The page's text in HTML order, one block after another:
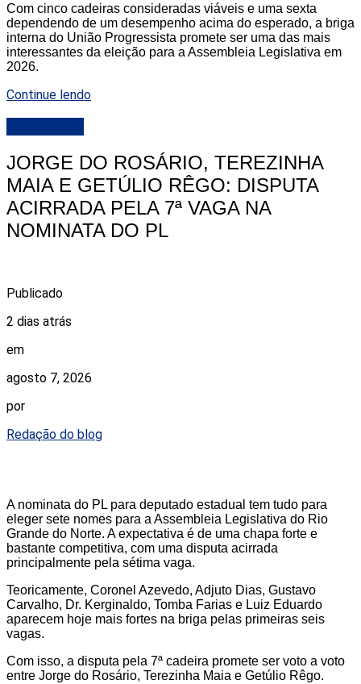
Com cinco cadeiras consideradas viáveis e uma sexta
dependendo de um desempenho acima do esperado, a briga
interna do União Progressista promete ser uma das mais
interessantes da eleição para a Assembleia Legislativa em
2026.
Continue lendo
JORGE DO ROSÁRIO, TEREZINHA
MAIA E GETÚLIO RÊGO: DISPUTA
ACIRRADA PELA 7ª VAGA NA
NOMINATA DO PL
Publicado
2 dias atrás
em
agosto 7, 2026
por
Redação do blog
A nominata do PL para deputado estadual tem tudo para
eleger sete nomes para a Assembleia Legislativa do Rio
Grande do Norte. A expectativa é de uma chapa forte e
bastante competitiva, com uma disputa acirrada
principalmente pela sétima vaga.
Teoricamente, Coronel Azevedo, Adjuto Dias, Gustavo
Carvalho, Dr. Kerginaldo, Tomba Farias e Luiz Eduardo
aparecem hoje mais fortes na briga pelas primeiras seis
vagas.
Com isso, a disputa pela 7ª cadeira promete ser voto a voto
entre Jorge do Rosário, Terezinha Maia e Getúlio Rêgo.